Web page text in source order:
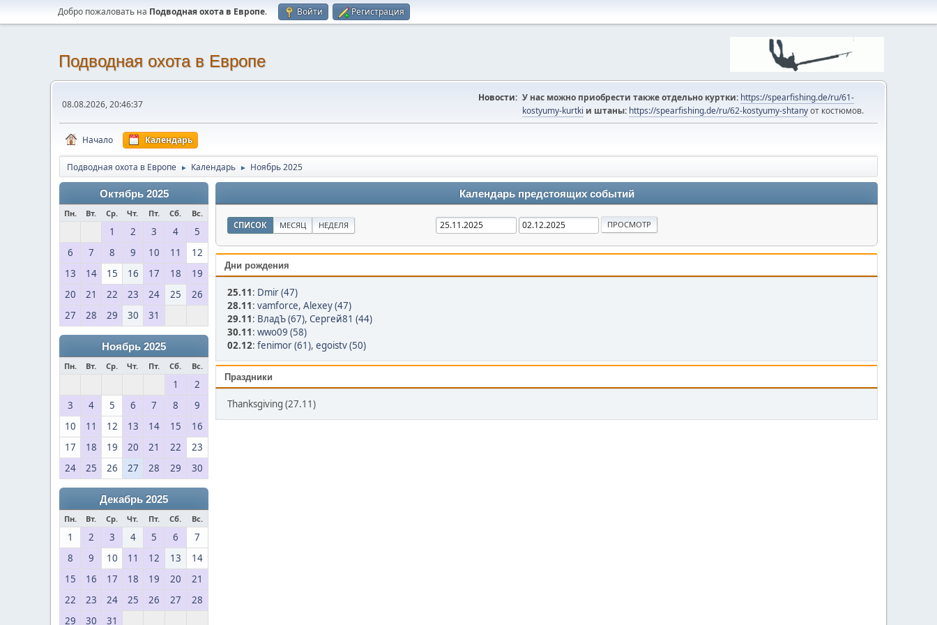
Добро пожаловать на Подводная охота в Европе. Войти Регистрация
Подводная охота в Европе
08.08.2026, 20:46:37
Новости: У нас можно приобрести также отдельно куртки: https://spearfishing.de/ru/61-
kostyumy-kurtki и штаны: https://spearfishing.de/ru/62-kostyumy-shtanyот костюмов.
Начало Календарь
Подводная охота в Европе ► Календарь ► Ноябрь 2025
Октябрь 2025
Пн. Вт. Ср. Чт. Пт. Сб. Вс.
1 2 3 4
5
6
7 8 9 10 11
12
13
14 15 16 17 18
19
20
21 22 23 24 25
26
27
28 29 30 31
Ноябрь 2025
Пн. Вт. Ср. Чт. Пт. Сб. Вс.
1
2
3
4 5 6 7 8
9
10
11 12 13 14 15
16
17
18 19 20 21 22
23
24
25 26 27 28 29 30
Декабрь 2025
Пн. Вт. Ср. Чт. Пт. Сб. Вс.
1 2 3 4 5 6
7
8
9 10 11 12 13
14
15
16 17 18 19 20
21
22
23 24 25 26 27
28
29
30 31
Календарь предстоящих событий
СПИСОК МЕСЯЦ НЕДЕЛЯ
Дни рождения
25.11: Dmir (47)
28.11: vamforce, Alexey (47)
29.11: ВладЪ (67), Сергей81 (44)
30.11: wwo09 (58)
02.12: fenimor (61), egoistv (50)
Праздники
Thanksgiving (27.11)